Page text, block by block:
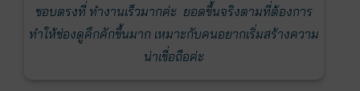
ชอบตรงที่ ทำงานเร็วมากค่ะ ยอดขึ้นจริงตามที่ต้องการ
ทำให้ช่องดูคึกคักขึ้นมาก เหมาะกับคนอยากเริ่มสร้างความ
น่าเชื่อถือค่ะ